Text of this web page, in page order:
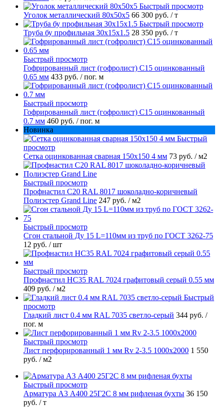
Быстрый просмотр
Уголок металлический 80х50х5 66 300 руб. / т
Быстрый просмотр
Труба бу профильная 30х15х1.5 28 350 руб. / т
Быстрый просмотр
Гофрированный лист (гофролист) С15 оцинкованный
0.65 мм 433 руб. / пог. м
Быстрый просмотр
Гофрированный лист (гофролист) С15 оцинкованный
0.7 мм 460 руб. / пог. м
Новинка
Быстрый
просмотр
Сетка оцинкованная сварная 150х150 4 мм 73 руб. / м2
Быстрый просмотр
Профнастил С20 RAL 8017 шоколадно-коричневый
Полиэстер Grand Line 247 руб. / м2
Быстрый просмотр
Сгон стальной Ду 15 L=110мм из труб по ГОСТ 3262-75
12 руб. / шт
Быстрый просмотр
Профнастил НС35 RAL 7024 графитовый серый 0.55 мм
409 руб. / м2
Быстрый
просмотр
Гладкий лист 0.4 мм RAL 7035 светло-серый 344 руб. /
пог. м
Быстрый просмотр
Лист перфорированный 1 мм Rv 2-3.5 1000х2000 1 550
руб. / м2
Быстрый просмотр
Арматура А3 А400 25Г2С 8 мм рифленая бухты 36 150
руб. / т